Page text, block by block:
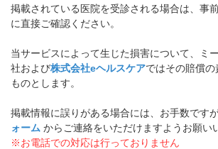
掲載されている医院を受診される場合は、事
に直接ご確認ください。
当サービスによって生じた損害について、ミ
社および株式会社eヘルスケアではその賠償
ものとします。
掲載情報に誤りがある場合には、お手数です
ォーム からご連絡をいただけますようお願い
※お電話での対応は行っておりません